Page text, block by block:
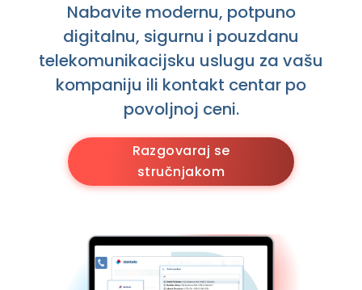
Nabavite modernu, potpuno
digitalnu, sigurnu i pouzdanu
telekomunikacijsku uslugu za vašu
kompaniju ili kontakt centar po
povoljnoj ceni.
Razgovaraj se
stručnjakom